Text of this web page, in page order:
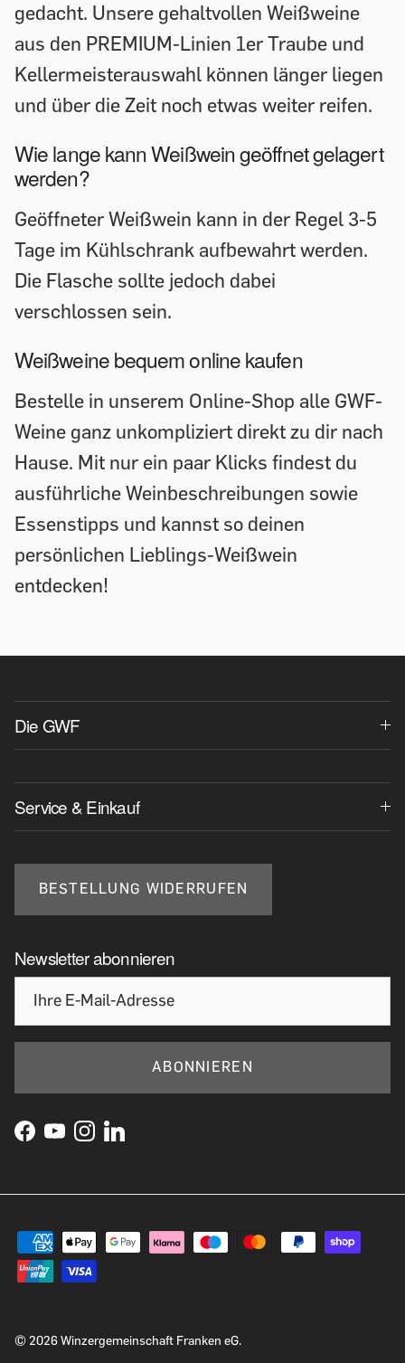
gedacht. Unsere gehaltvollen Weißweine
aus den PREMIUM-Linien 1er Traube und
Kellermeisterauswahl können länger liegen
und über die Zeit noch etwas weiter reifen.
Wie lange kann Weißwein geöffnet gelagert
werden?
Geöffneter Weißwein kann in der Regel 3-5
Tage im Kühlschrank aufbewahrt werden.
Die Flasche sollte jedoch dabei
verschlossen sein.
Weißweine bequem online kaufen
Bestelle in unserem Online-Shop alle GWF-
Weine ganz unkompliziert direkt zu dir nach
Hause. Mit nur ein paar Klicks findest du
ausführliche Weinbeschreibungen sowie
Essenstipps und kannst so deinen
persönlichen Lieblings-Weißwein
entdecken!
Die GWF
Service & Einkauf
BESTELLUNG WIDERRUFEN
Newsletter abonnieren
ABONNIEREN
© 2026Winzergemeinschaft Franken eG.